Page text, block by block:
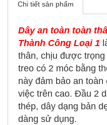
Chi tiết sản phẩm
Dây an toàn toàn
Thành Công Loại 1
thân, chịu được trọng
treo có 2 móc bằng
này đảm bảo an
việc trên cao. Đầu 2
thép, dây dạng bản
dàng sử dụng.